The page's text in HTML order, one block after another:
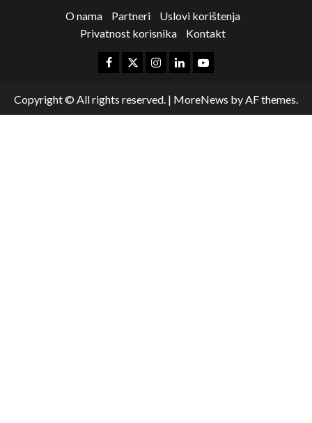
O nama Partneri
Uslovi korištenja
Privatnost korisnika
Kontakt
Copyright © All rights reserved. | MoreNews by AF themes.